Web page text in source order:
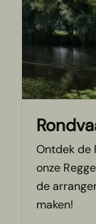
Ontdek de
onze
de
maken!